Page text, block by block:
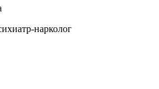
нарколог